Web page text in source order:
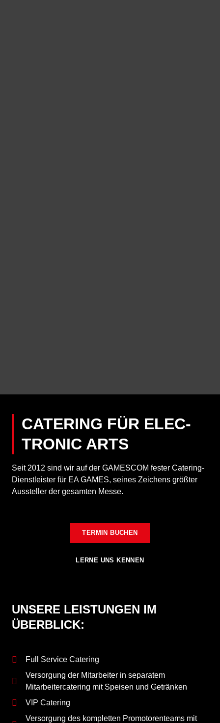
ELECTRONIC ARTS
CATERING FÜR ELEC­
TRONIC ARTS
Seit 2012 sind wir auf der GAMESCOM fester Catering-
Dienstleister für EA GAMES, seines Zeichens größter
Aussteller der gesamten Messe.
TERMIN BUCHEN
LERNE UNS KENNEN
UNSERE LEISTUNGEN IM
ÜBERBLICK:
Full Service Catering
Versorgung der Mitarbeiter in separatem
Mitarbeitercatering mit Speisen und Getränken
VIP Catering
Versorgung des kompletten Promotorenteams mit